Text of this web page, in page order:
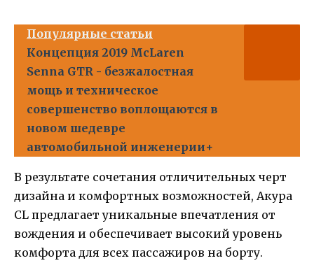
Популярные статьи
Концепция 2019 McLaren
Senna GTR - безжалостная
мощь и техническое
совершенство воплощаются в
новом шедевре
автомобильной инженерии+
В результате сочетания отличительных черт
дизайна и комфортных возможностей, Акура
CL предлагает уникальные впечатления от
вождения и обеспечивает высокий уровень
комфорта для всех пассажиров на борту.